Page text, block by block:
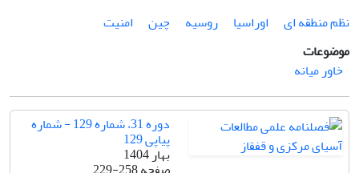
نظم منطقه ‏ای
اوراسیا روسیه چین
امنیت
موضوعات
خاور میانه
دوره 31، شماره 129 - شماره
پیاپی 129
بهار 1404